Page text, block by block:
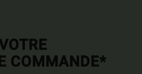
COMMANDE*